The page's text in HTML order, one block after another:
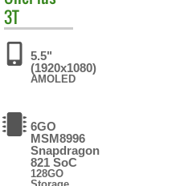
3T
5.5"
(1920x1080)
AMOLED
6GO
MSM8996
Snapdragon
821 SoC
128GO